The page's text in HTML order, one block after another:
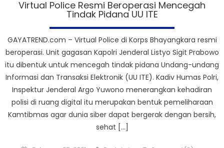
Virtual Police Resmi Beroperasi Mencegah
Tindak Pidana UU ITE
GAYATREND.com – Virtual Police di Korps Bhayangkara resmi
beroperasi. Unit gagasan Kapolri Jenderal Listyo Sigit Prabowo
itu dibentuk untuk mencegah tindak pidana Undang-undang
Informasi dan Transaksi Elektronik (UU ITE). Kadiv Humas Polri,
Inspektur Jenderal Argo Yuwono menerangkan kehadiran
polisi di ruang digital itu merupakan bentuk pemeliharaan
Kamtibmas agar dunia siber dapat bergerak dengan bersih,
sehat […]